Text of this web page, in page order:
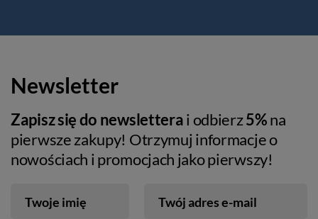
Newsletter
Zapisz się do newsletterai odbierz5%na
pierwsze zakupy! Otrzymuj informacje o
nowościach i promocjach jako pierwszy!
Twoje imię Twój adres e-mail